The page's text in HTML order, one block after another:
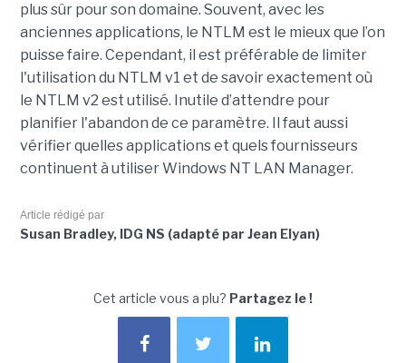
plus sûr pour son domaine. Souvent, avec les
anciennes applications, le NTLM est le mieux que l’on
puisse faire. Cependant, il est préférable de limiter
l'utilisation du NTLM v1 et de savoir exactement où
le NTLM v2 est utilisé. Inutile d’attendre pour
planifier l'abandon de ce paramètre. Il faut aussi
vérifier quelles applications et quels fournisseurs
continuent à utiliser Windows NT LAN Manager.
Article rédigé par
Susan Bradley, IDG NS (adapté par Jean Elyan)
Cet article vous a plu? Partagez le !